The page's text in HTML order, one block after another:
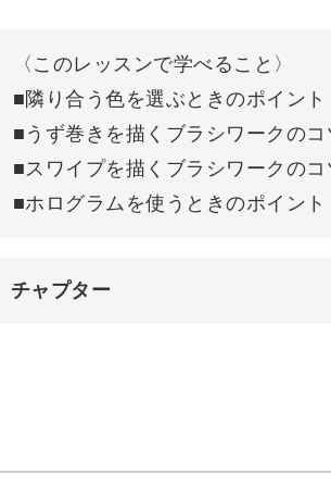
隣り合う色を変えるだけで印象が大
ります。
ホログラムやラメ、ストーンなどを
ぜひサイケデリックマーブルのテク
〈このレッスンで学べること〉
■隣り合う色を選ぶときのポイント
■うず巻きを描くブラシワークのコ
■スワイプを描くブラシワークのコ
■ホログラムを使うときのポイント
チャプター